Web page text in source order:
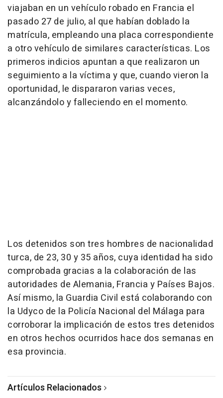
viajaban en un vehículo robado en Francia el
pasado 27 de julio, al que habían doblado la
matrícula, empleando una placa correspondiente
a otro vehículo de similares características. Los
primeros indicios apuntan a que realizaron un
seguimiento a la víctima y que, cuando vieron la
oportunidad, le dispararon varias veces,
alcanzándolo y falleciendo en el momento.
Los detenidos son tres hombres de nacionalidad
turca, de 23, 30 y 35 años, cuya identidad ha sido
comprobada gracias a la colaboración de las
autoridades de Alemania, Francia y Países Bajos.
Así mismo, la Guardia Civil está colaborando con
la Udyco de la Policía Nacional del Málaga para
corroborar la implicación de estos tres detenidos
en otros hechos ocurridos hace dos semanas en
esa provincia.
Artículos Relacionados